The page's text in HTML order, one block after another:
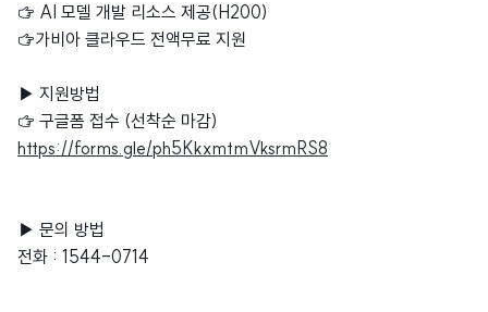
☞ AI 모델 개발 리소스 제공(H200)
☞가비아 클라우드 전액무료 지원
▶ 지원방법
☞ 구글폼 접수 (선착순 마감)
https://forms.gle/ph5KkxmtmVksrmRS8
▶ 문의 방법
전화 : 1544-0714